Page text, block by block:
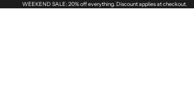
WEEKEND SALE: 20% off everything. Discount applies at checkout.